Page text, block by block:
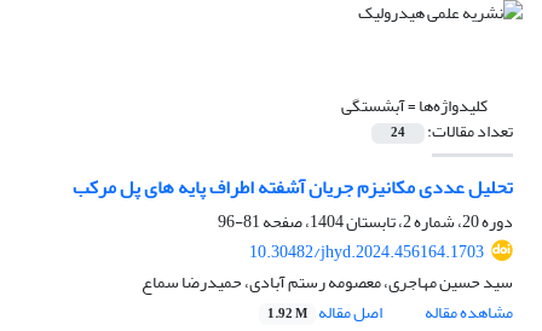
کلیدواژه‌ها =آبشستگی
تعداد مقالات: 24
تحلیل عددی مکانیزم جریان آشفته اطراف پایه های پل مرکب
دوره 20، شماره 2، تابستان 1404، صفحه
81-96
10.30482/jhyd.2024.456164.1703
سید حسین مهاجری، معصومه رستم آبادی، حمیدرضا سماع
مشاهده مقاله
اصل مقاله 1.92 M